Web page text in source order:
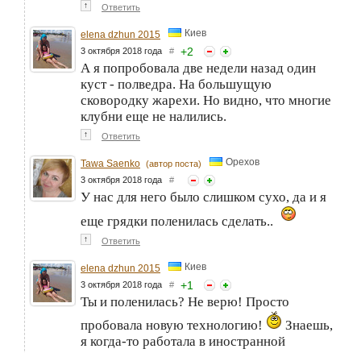
↑ Ответить
elena dzhun 2015 Киев
3 октября 2018 года # +2
А я попробовала две недели назад один
куст - полведра. На большущую
сковородку жарехи. Но видно, что многие
клубни еще не налились.
↑ Ответить
Tawa Saenko (автор поста) Орехов
3 октября 2018 года #
У нас для него было слишком сухо, да и я
еще грядки поленилась сделать..
↑ Ответить
elena dzhun 2015 Киев
3 октября 2018 года # +1
Ты и поленилась? Не верю! Просто
пробовала новую технологию!
Знаешь,
я когда-то работала в иностранной